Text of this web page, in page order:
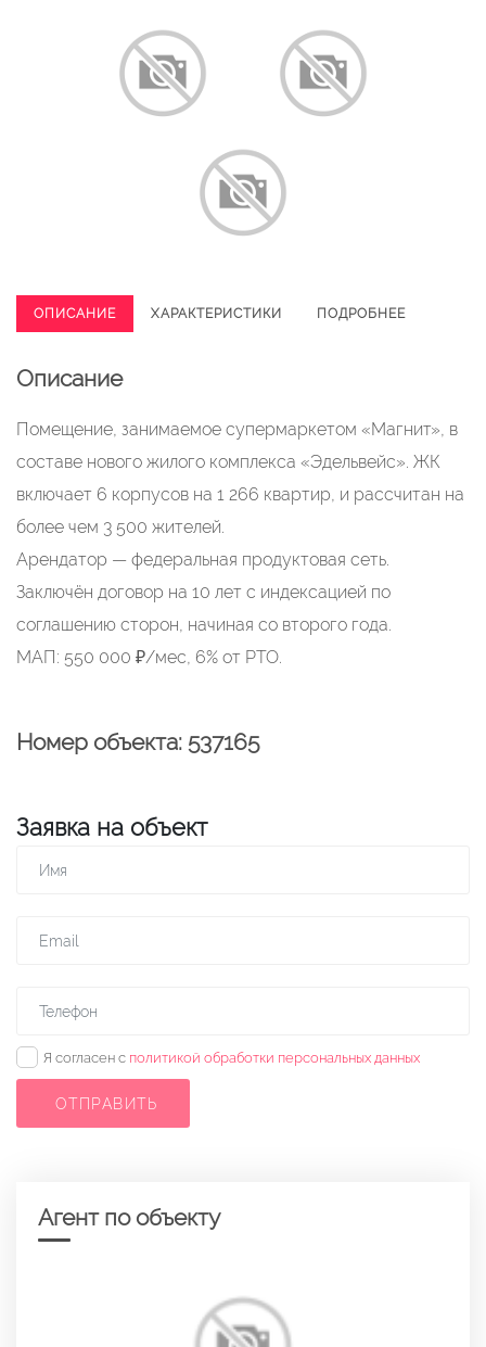
ОПИСАНИЕ ХАРАКТЕРИСТИКИ ПОДРОБНЕЕ
Описание
Помещение, занимаемое супермаркетом «Магнит», в
составе нового жилого комплекса «Эдельвейс». ЖК
включает 6 корпусов на 1 266 квартир, и рассчитан на
более чем 3 500 жителей.
Арендатор — федеральная продуктовая сеть.
Заключён договор на 10 лет с индексацией по
соглашению сторон, начиная со второго года.
МАП: 550 000 ₽/мес, 6% от РТО.
Номер объекта: 537165
Заявка на объект
✓ Я согласен с политикой обработки персональных данных
ОТПРАВИТЬ
Агент по объекту